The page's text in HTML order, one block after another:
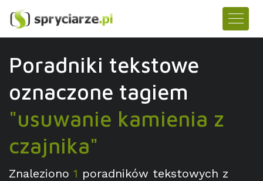
Poradniki tekstowe
oznaczone tagiem
"usuwanie kamienia z
czajnika"
Znaleziono 1 poradników tekstowych z